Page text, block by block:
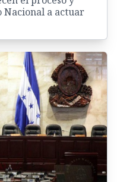
a actuar